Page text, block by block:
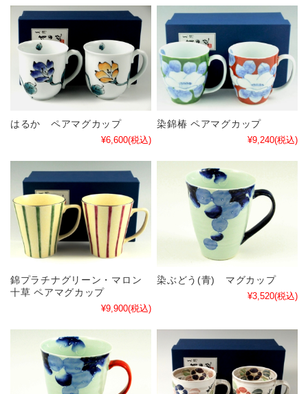
はるか ペアマグカップ
¥6,600(税込)
染錦椿 ペアマグカップ
¥9,240(税込)
錦プラチナグリーン・マロン
十草 ペアマグカップ
¥9,900(税込)
染ぶどう(青) マグカップ
¥3,520(税込)